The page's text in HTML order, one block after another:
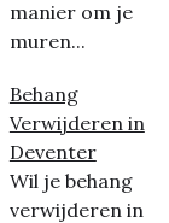
manier om je
muren...
Behang
Verwijderen in
Deventer
Wil je behang
verwijderen in